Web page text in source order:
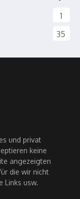
1
35
und privat
keine
angezeigten
die wir nicht
Links usw.